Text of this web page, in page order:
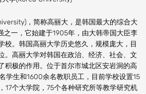
，简称高丽大，是韩国最大的综合大
之一，它始建于1905年，由大韩帝国大臣李
校。韩国高丽大学历史悠久，规模庞大，目
。高丽大学对韩国在政治、经济、社会、文
积极的作用。位于首尔市城北区安岩洞的高
学生和1600余名教职员工，目前学校设置15
17个大学院，75个各种研究所等教学研究机